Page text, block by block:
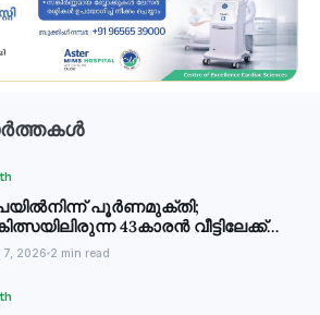
പൂര്‍ണമുക്തി;
43കാരന്‍ വീട്ടിലേക്ക്
7, 2026 2 min read